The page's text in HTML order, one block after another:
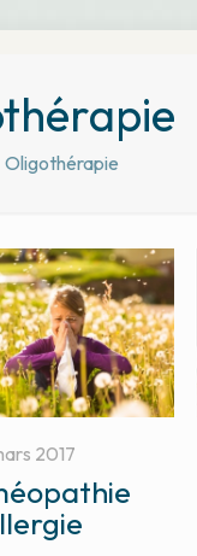
Oligothérapie
2017